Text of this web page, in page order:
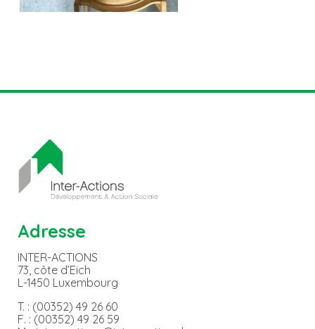
Adresse
INTER-ACTIONS
73, côte d’Eich
L-1450 Luxembourg
T. : (00352) 49 26 60
F. : (00352) 49 26 59